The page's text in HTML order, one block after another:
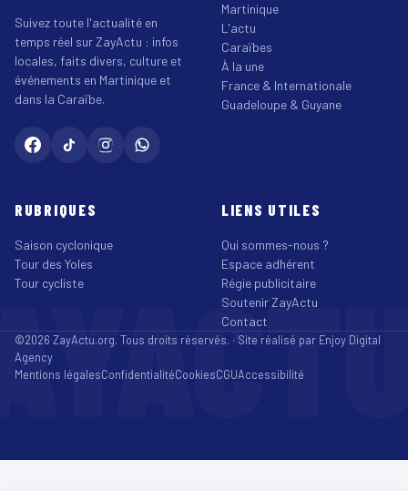
Suivez toute l'actualité en
temps réel sur ZayActu : infos
locales, faits divers, culture et
événements en Martinique et
dans la Caraïbe.
Martinique
L'actu
Caraïbes
À la une
France & Internationale
Guadeloupe & Guyane
RUBRIQUES
Saison cyclonique
Tour des Yoles
Tour cycliste
LIENS UTILES
Qui sommes-nous ?
Espace adhérent
Régie publicitaire
Soutenir ZayActu
Contact
©2026 ZayActu.org. Tous droits réservés. · Site réalisé par Enjoy Digital
Agency
Mentions légalesConfidentialitéCookiesCGUAccessibilité